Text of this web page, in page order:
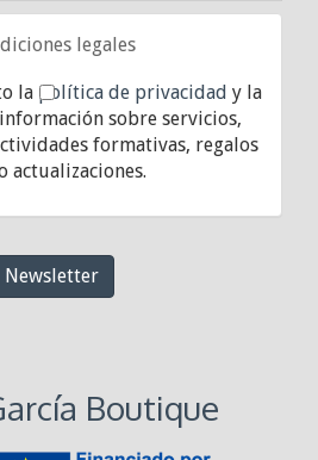
legales
la política de privacidad y la
sobre servicios,
formativas, regalos
actualizaciones.
Newsletter
Boutique